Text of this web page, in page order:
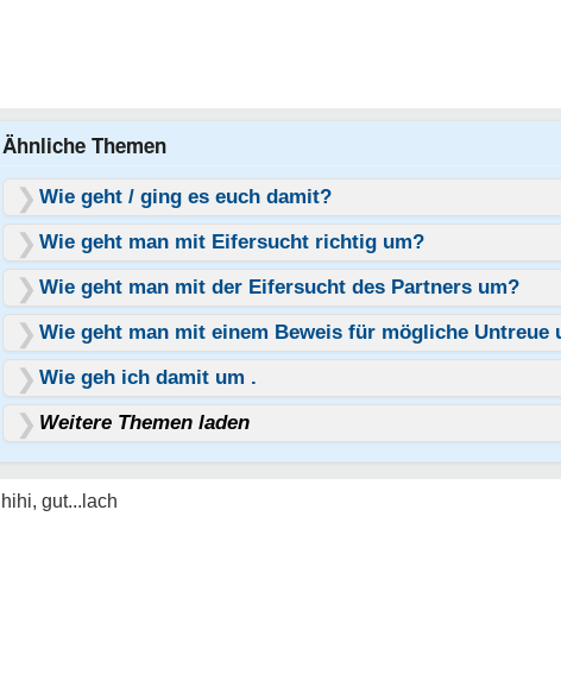
Ähnliche Themen
Wie geht / ging es euch damit?
Wie geht man mit Eifersucht richtig um?
Wie geht man mit der Eifersucht des Partners um?
Wie geht man mit einem Beweis für mögliche Untreue
Wie geh ich damit um .
Weitere Themen laden
hihi, gut...lach